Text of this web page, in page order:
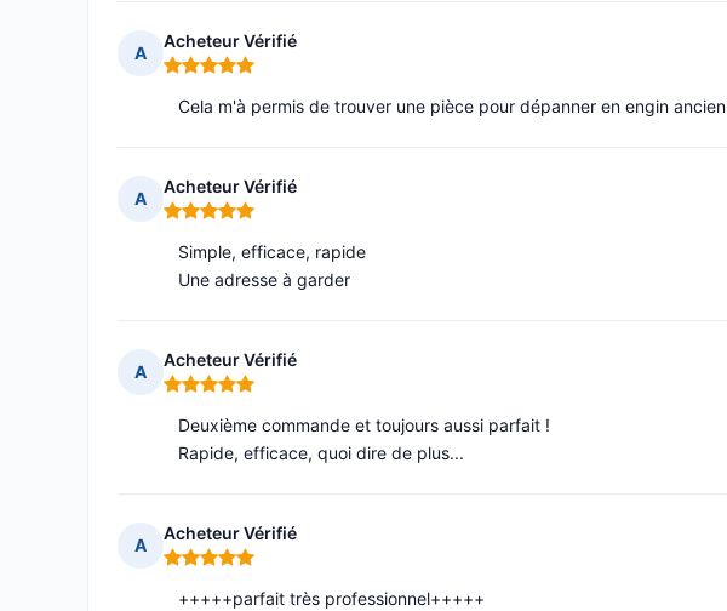
A
Acheteur Vérifié
Note : 5 sur 5
Cela m'à permis de trouver une pièce pour dépanner en engin ancien
A
Acheteur Vérifié
Note : 5 sur 5
Simple, efficace, rapide
Une adresse à garder
A
Acheteur Vérifié
Note : 5 sur 5
Deuxième commande et toujours aussi parfait !
Rapide, efficace, quoi dire de plus...
A
Acheteur Vérifié
Note : 5 sur 5
+++++parfait très professionnel+++++